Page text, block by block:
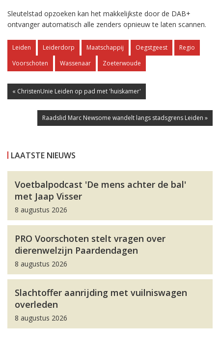
Sleutelstad opzoeken kan het makkelijkste door de DAB+
ontvanger automatisch alle zenders opnieuw te laten scannen.
Leiden Leiderdorp Maatschappij Oegstgeest
Regio
Voorschoten
Wassenaar Zoeterwoude
« ChristenUnie Leiden op pad met 'huiskamer'
Raadslid Marc Newsome wandelt langs stadsgrens Leiden »
LAATSTE NIEUWS
Voetbalpodcast 'De mens achter de bal'
met Jaap Visser
8 augustus 2026
PRO Voorschoten stelt vragen over
dierenwelzijn Paardendagen
8 augustus 2026
Slachtoffer aanrijding met vuilniswagen
overleden
8 augustus 2026